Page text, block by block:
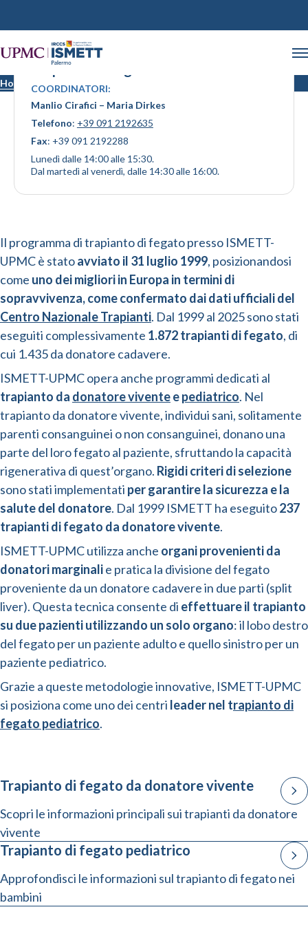
Home Trapianto di fegato
Trapianto di fegato
COORDINATORI:
Manlio Cirafici – Maria Dirkes
Telefono: +39 091 2192635
Fax: +39 091 2192288
Lunedì dalle 14:00 alle 15:30.
Dal martedì al venerdì, dalle 14:30 alle 16:00.
Il programma di trapianto di fegato presso ISMETT-
UPMC è statoavviato il 31 luglio 1999, posizionandosi
come uno dei migliori in Europa in termini di
sopravvivenza, come confermato dai dati ufficiali del
Centro Nazionale Trapianti. Dal 1999 al 2025 sono stati
eseguiti complessivamente 1.872 trapianti di fegato, di
cui 1.435 da donatore cadavere.
ISMETT-UPMC opera anche programmi dedicati al
trapianto da donatore viventeepediatrico. Nel
trapianto da donatore vivente, individui sani, solitamente
parenti consanguinei o non consanguinei, donano una
parte del loro fegato al paziente, sfruttando la capacità
rigenerativa di quest’organo. Rigidi criteri di selezione
sono stati implementati per garantire la sicurezza e la
salute del donatore. Dal 1999 ISMETT ha eseguito237
trapianti di fegato da donatore vivente.
ISMETT-UPMC utilizza anche organi provenienti da
donatori marginalie pratica la divisione del fegato
proveniente da un donatore cadavere in due parti (split
liver). Questa tecnica consente di effettuare il trapianto
su due pazienti utilizzando un solo organo: il lobo destro
del fegato per un paziente adulto e quello sinistro per un
paziente pediatrico.
Grazie a queste metodologie innovative, ISMETT-UPMC
si posiziona come uno dei centri leader nel trapianto di
fegato pediatrico.
Trapianto di fegato da donatore vivente
Scopri le informazioni principali sui trapianti da donatore
vivente
Trapianto di fegato pediatrico
Approfondisci le informazioni sul trapianto di fegato nei
bambini